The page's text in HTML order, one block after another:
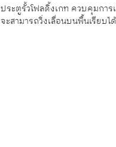
ประตูรั้วโฟลดิ้งเกท ควบคุมการ
จะสามารถวิ่งเลื่อนบนพื้นเรียบ